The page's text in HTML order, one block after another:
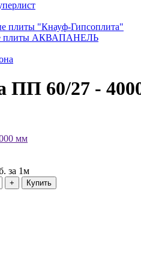
плиты "Кнауф-Гипсоплита"
плиты АКВАПАНЕЛЬ
ПП 60/27 -
за 1м
Купить